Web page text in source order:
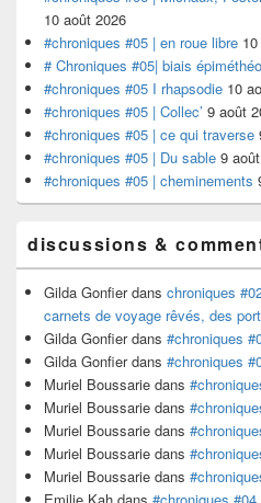
10 août 2026
#chroniques #05 | en roue libre
# Chroniques #05| biais
#chroniques #05 I rhapsodie 10
#chroniques #05 | Collec’ 9 août
#chroniques #05 | ce qui traverse
#chroniques #05 | Du sable 9
#chroniques #05 | cheminements
discussions &
Gilda Gonfierdans chroniques
carnets de voyage rêvés, des
Gilda Gonfierdans #chroniques
Gilda Gonfierdans #chroniques
Muriel Boussarie dans
Muriel Boussarie dans
Muriel Boussarie dans
Muriel Boussarie dans
Muriel Boussarie dans